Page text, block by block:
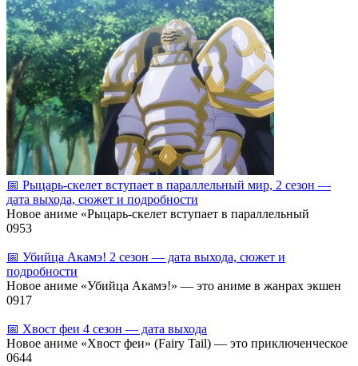
📅 Рыцарь‑скелет вступает в параллельный мир, 2 сезон —
дата выхода, сюжет и подробности
Новое аниме «Рыцарь‑скелет вступает в параллельный
0953
📅 Убийца Акамэ! 2 сезон — дата выхода, сюжет и
подробности
Новое аниме «Убийца Акамэ!» — это аниме в жанрах экшен
0917
📅 Хвост феи 4 сезон — дата выхода
Новое аниме «Хвост феи» (Fairy Tail) — это приключенческое
0644